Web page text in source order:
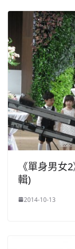
《單身男女
輯)
2014-10-13